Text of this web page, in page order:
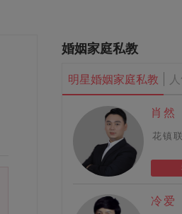
婚姻家庭私教
明星婚姻家庭私教
肖然
花镇
冷爱